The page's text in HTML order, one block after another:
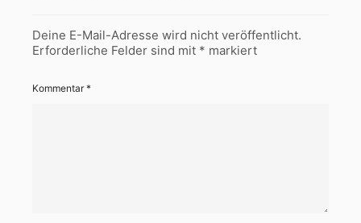
Deine E-Mail-Adresse wird nicht veröffentlicht.
Erforderliche Felder sind mit * markiert
Kommentar*